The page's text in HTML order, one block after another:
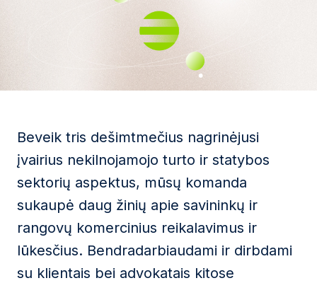
Beveik tris dešimtmečius nagrinėjusi
įvairius nekilnojamojo turto ir statybos
sektorių aspektus, mūsų komanda
sukaupė daug žinių apie savininkų ir
rangovų komercinius reikalavimus ir
lūkesčius. Bendradarbiaudami ir dirbdami
su klientais bei advokatais kitose